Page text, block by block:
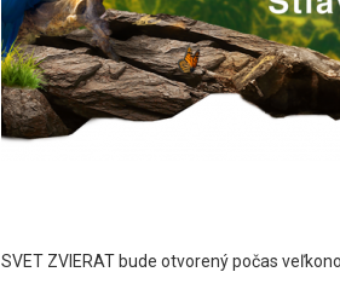
SVET ZVIERAT bude otvorený počas